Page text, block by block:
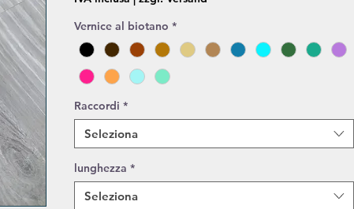
Vernice al biotano *
Raccordi *
Seleziona
lunghezza *
Seleziona